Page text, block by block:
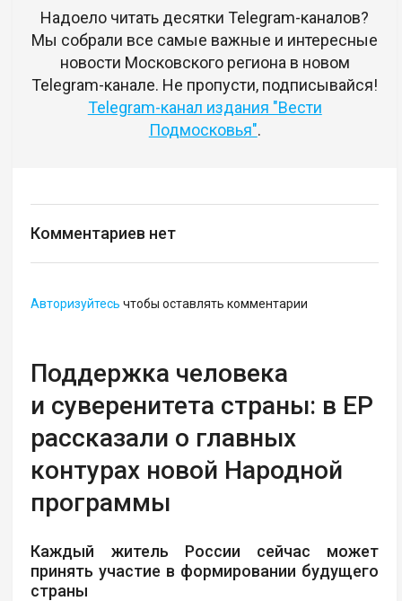
Надоело читать десятки Telegram-каналов?
Мы собрали все самые важные и интересные
новости Московского региона в новом
Telegram-канале. Не пропусти, подписывайся!
Telegram-канал издания "Вести
Подмосковья".
Комментариев нет
Авторизуйтесь чтобы оставлять комментарии
Поддержка человека
и суверенитета страны: в ЕР
рассказали о главных
контурах новой Народной
программы
Каждый житель России сейчас может
принять участие в формировании будущего
страны